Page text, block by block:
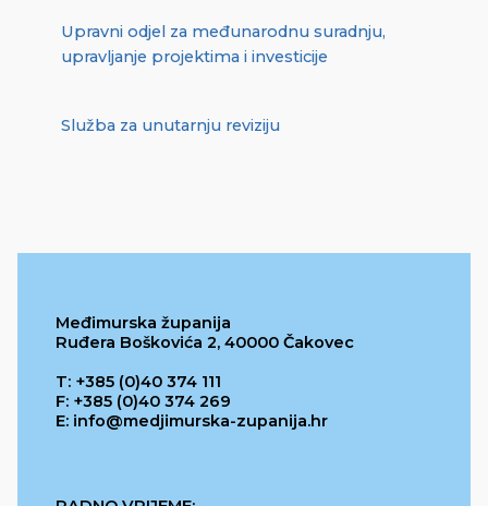
Upravni odjel za međunarodnu suradnju,
upravljanje projektima i investicije
Služba za unutarnju reviziju
Međimurska županija
Ruđera Boškovića 2, 40000 Čakovec
T: +385 (0)40 374 111
F: +385 (0)40 374 269
E: info@medjimurska-zupanija.hr